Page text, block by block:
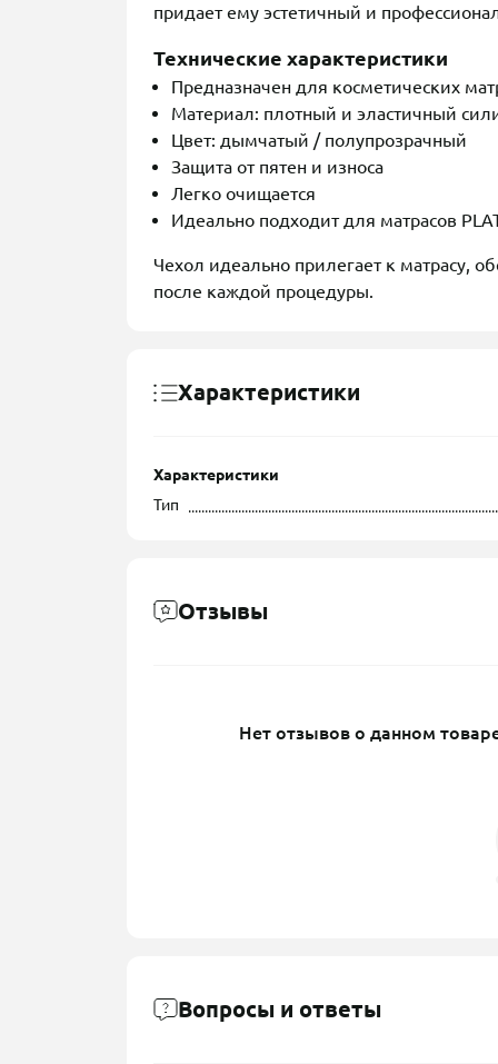
придает ему эстетичный и
Технические характеристики
Предназначен для косметических
Материал: плотный и эластичный
Цвет: дымчатый / полупрозрачный
Защита от пятен и износа
Легко очищается
Идеально подходит для матрасов
Чехол идеально прилегает к матрасу,
после каждой процедуры.
Характеристики
Характеристики
Тип
Отзывы
Нет отзывов о данном
Вопросы и ответы